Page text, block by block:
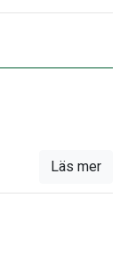
Läs mer